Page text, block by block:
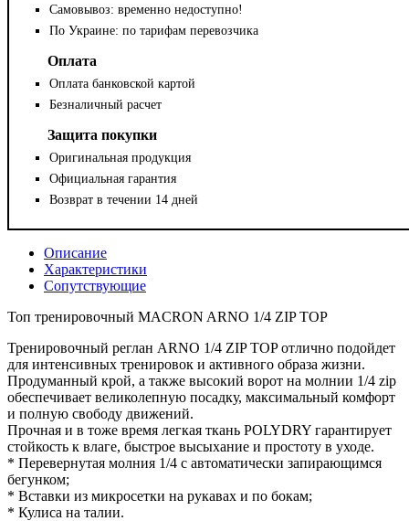
Самовывоз: временно недоступно!
По Украине: по тарифам перевозчика
Оплата
Оплата банковской картой
Безналичный расчет
Защита покупки
Оригинальная продукция
Официальная гарантия
Возврат в течении 14 дней
Описание
Характеристики
Сопутствующие
Топ тренировочный MACRON ARNO 1/4 ZIP TOP
Тренировочный реглан ARNO 1/4 ZIP TOP отлично подойдет
для интенсивных тренировок и активного образа жизни.
Продуманный крой, а также высокий ворот на молнии 1/4 zip
обеспечивает великолепную посадку, максимальный комфорт
и полную свободу движений.
Прочная и в тоже время легкая ткань POLYDRY гарантирует
стойкость к влаге, быстрое высыхание и простоту в уходе.
* Перевернутая молния 1/4 с автоматически запирающимся
бегунком;
* Вставки из микросетки на рукавах и по бокам;
* Кулиса на талии.